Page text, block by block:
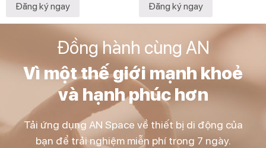
Đăng ký ngay Đăng ký ngay
Đồng hành cùng AN
Vì một thế giới mạnh khoẻ
và hạnh phúc hơn
Tải ứng dụng AN Space về thiết bị di động của
bạn để trải nghiệm miễn phí trong 7 ngày.